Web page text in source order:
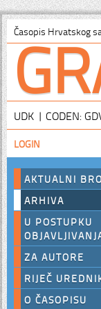
Časopis Hrvatskog
UDK | CODEN:
LOGIN
AKTUALNI
ARHIVA
U POSTUPKU
ZA AUTORE
RIJEČ
O ČASOPISU